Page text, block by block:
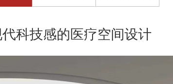
科技感的医疗空间设计